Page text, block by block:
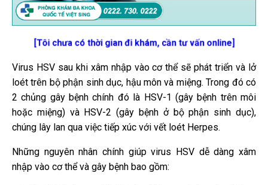
[Tôi chưa có thời gian đi khám, cần tư vấn online]
Virus HSV sau khi xâm nhập vào cơ thể sẽ phát triển và lở
loét trên bộ phận sinh dục, hậu môn và miệng. Trong đó có
2 chủng gây bệnh chính đó là HSV-1 (gây bệnh trên môi
hoặc miệng) và HSV-2 (gây bệnh ở bộ phận sinh dục),
chúng lây lan qua việc tiếp xúc với vết loét Herpes.
Những nguyên nhân chính giúp virus HSV dễ dàng xâm
nhập vào cơ thể và gây bệnh bao gồm: